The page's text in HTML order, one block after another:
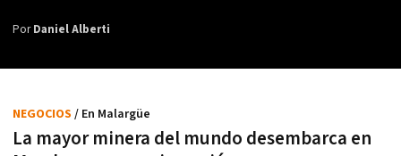
PorDaniel Alberti
La mayor minera del mundo desembarca en
NEGOCIOS / En Malargüe